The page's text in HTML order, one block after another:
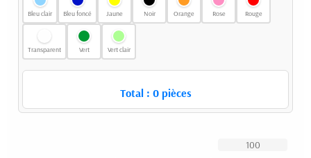
Bleu clair Bleu foncé Jaune Noir Orange Rose Rouge
Transparent Vert Vert clair
Total : 0pièces